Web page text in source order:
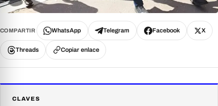
COMPARTIR WhatsApp Telegram Facebook X
Threads Copiar enlace
CLAVES